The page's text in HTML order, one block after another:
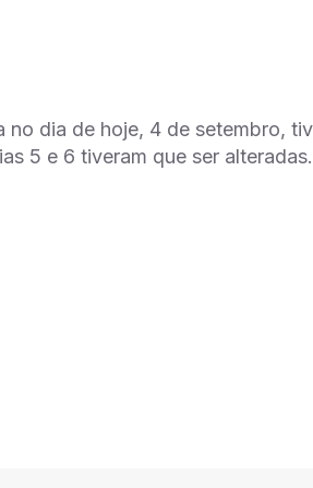
dia de hoje, 4 de setembro,
5 e 6 tiveram que ser alteradas.